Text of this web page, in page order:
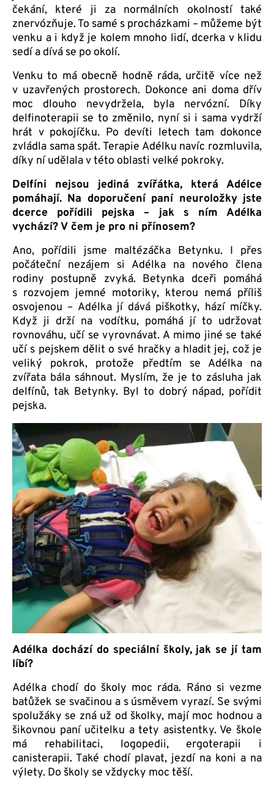
čekání, které ji za normálních okolností také
znervózňuje. To samé s procházkami – můžeme být
venku a i když je kolem mnoho lidí, dcerka v klidu
sedí a dívá se po okolí.
Venku to má obecně hodně ráda, určitě více než
v uzavřených prostorech. Dokonce ani doma dřív
moc dlouho nevydržela, byla nervózní. Díky
delfinoterapii se to změnilo, nyní si i sama vydrží
hrát v pokojíčku. Po devíti letech tam dokonce
zvládla sama spát. Terapie Adélku navíc rozmluvila,
díky ní udělala v této oblasti velké pokroky.
Delfíni nejsou jediná zvířátka, která Adélce
pomáhají. Na doporučení paní neuroložky jste
dcerce pořídili pejska – jak s ním Adélka
vychází? V čem je pro ni přínosem?
Ano, pořídili jsme maltézáčka Betynku. I přes
počáteční nezájem si Adélka na nového člena
rodiny postupně zvyká. Betynka dceři pomáhá
s rozvojem jemné motoriky, kterou nemá příliš
osvojenou – Adélka jí dává piškotky, hází míčky.
Když ji drží na vodítku, pomáhá jí to udržovat
rovnováhu, učí se vyrovnávat. A mimo jiné se také
učí s pejskem dělit o své hračky a hladit jej, což je
veliký pokrok, protože předtím se Adélka na
zvířata bála sáhnout. Myslím, že je to zásluha jak
delfínů, tak Betynky. Byl to dobrý nápad, pořídit
pejska.
Adélka dochází do speciální školy, jak se jí tam
líbí?
Adélka chodí do školy moc ráda. Ráno si vezme
batůžek se svačinou a s úsměvem vyrazí. Se svými
spolužáky se zná už od školky, mají moc hodnou a
šikovnou paní učitelku a tety asistentky. Ve škole
má rehabilitaci, logopedii, ergoterapii i
canisterapii. Také chodí plavat, jezdí na koni a na
výlety. Do školy se vždycky moc těší.